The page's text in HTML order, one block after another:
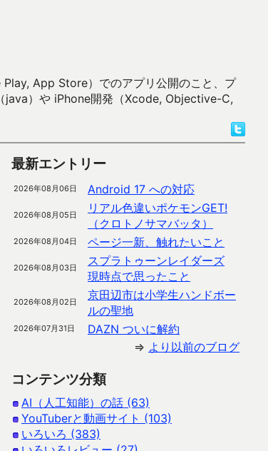
App Store）でのアプリ公開のこと、プ
java）や iPhone開発（Xcode, Objective-C,
最新エントリー
2026年08月06日 Android 17 への対応
2026年08月05日
リアル色違いポケモンGET!
（クロトノサマバッタ）
2026年08月04日 ページ一新、触れたいこと
2026年08月03日
スプラトゥーンレイダーズ
現時点で思ったこと
2026年08月02日
京田辺市は小学生ハンドボー
ルの聖地
2026年07月31日
DAZN ついに解約
⇒ より以前のブログ
コンテンツ分類
AI（人工知能）の話 (63)
YouTuberと動画サイト (103)
いろいろ (383)